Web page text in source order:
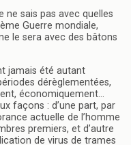
ne sais pas avec quelles
Guerre mondiale,
le sera avec des bâtons
jamais été autant
dérèglementées,
économiquement…
façons : d’une part, par
actuelle de l’homme
premiers, et d’autre
de virus de trames